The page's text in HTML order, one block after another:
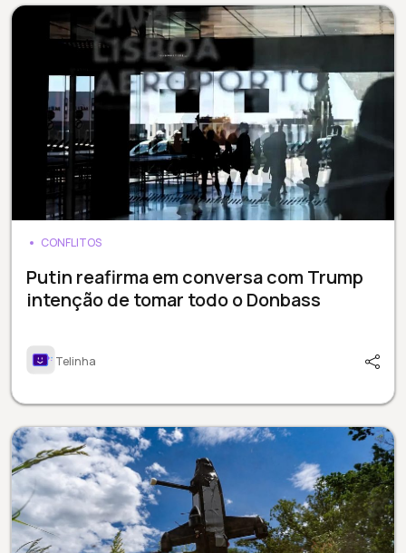
CONFLITOS
Putin reafirma em conversa com Trump
intenção de tomar todo o Donbass
Telinha